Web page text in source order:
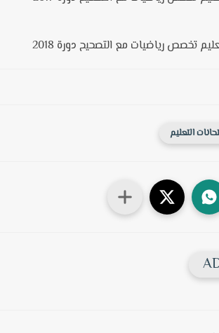
تخصص رياضيات مع التصحيح دورة 2018
التعليم